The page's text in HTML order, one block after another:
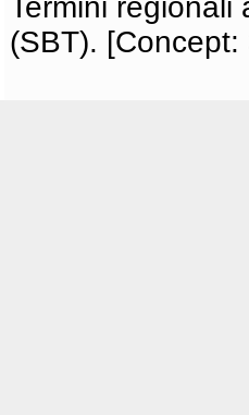
Termini regionali
(SBT).